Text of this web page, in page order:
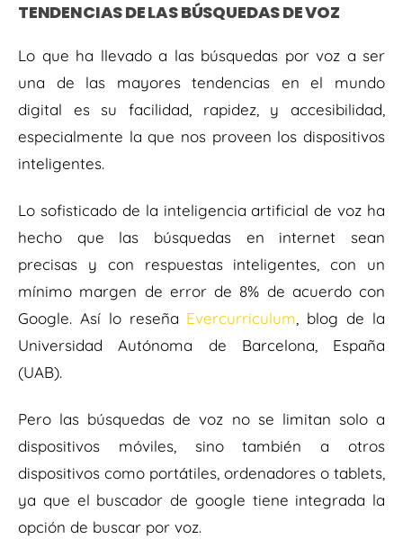
TENDENCIAS DE LAS BÚSQUEDAS DE VOZ
Lo que ha llevado a las búsquedas por voz a ser
una de las mayores tendencias en el mundo
digital es su facilidad, rapidez, y accesibilidad,
especialmente la que nos proveen los dispositivos
inteligentes.
Lo sofisticado de la inteligencia artificial de voz ha
hecho que las búsquedas en internet sean
precisas y con respuestas inteligentes, con un
mínimo margen de error de 8% de acuerdo con
Google. Así lo reseña Evercurriculum , blog de la
Universidad Autónoma de Barcelona, España
(UAB).
Pero las búsquedas de voz no se limitan solo a
dispositivos móviles, sino también a otros
dispositivos como portátiles, ordenadores o tablets,
ya que el buscador de google tiene integrada la
opción de buscar por voz.